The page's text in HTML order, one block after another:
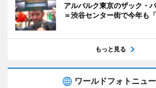
アルバルク東京のザック・
＝渋谷センター街で今年も
もっと見る
ワールドフォトニュ